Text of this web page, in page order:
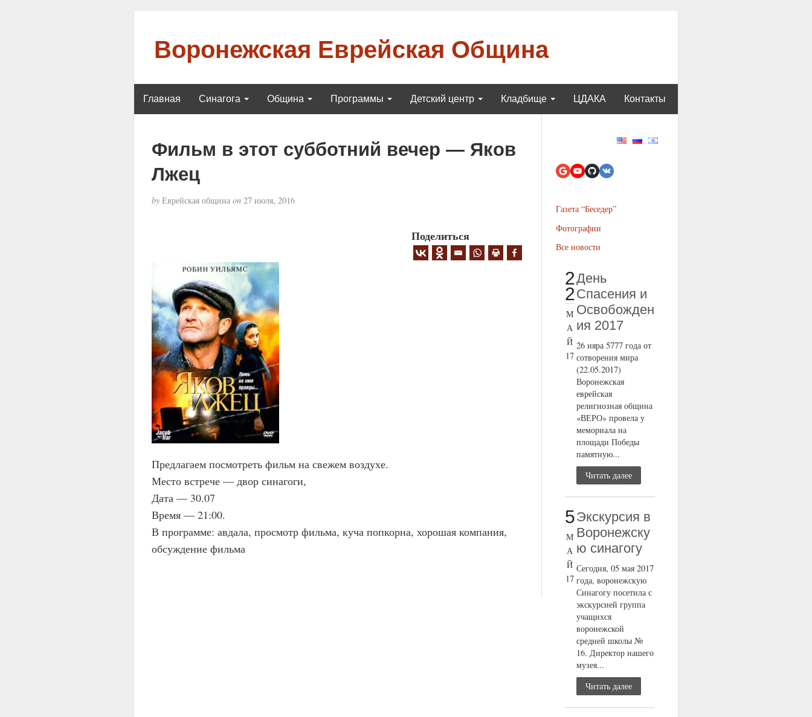
Воронежская Еврейская Община
Главная Синагога Община Программы Детский центр Кладбище ЦДАКА Контакты
Фильм в этот субботний вечер — Яков
Лжец
byЕврейская община on27 июля, 2016
Поделиться
Предлагаем посмотреть фильм на свежем воздухе.
Место встрече — двор синагоги,
Дата — 30.07
Время — 21:00.
В программе: авдала, просмотр фильма, куча попкорна, хорошая компания,
обсуждение фильма
Газета “Беседер”
Фотографии
Все новости
2
2
М
А
Й
17
День
Спасения и
Освобожден
ия 2017
26 ияра 5777 года от
сотворения мира
(22.05.2017)
Воронежская
еврейская
религиозная община
«ВЕРО» провела у
мемориала на
площади Победы
памятную...
Читать далее
5
М
А
Й
17
Экскурсия в
Воронежску
ю синагогу
Сегодня, 05 мая 2017
года, воронежскую
Синагогу посетила с
экскурсией группа
учащихся
воронежской
средней школы №
16. Директор нашего
музея...
Читать далее